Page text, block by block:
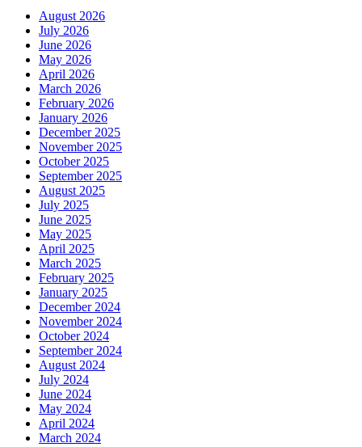
August 2026
July 2026
June 2026
May 2026
April 2026
March 2026
February 2026
January 2026
December 2025
November 2025
October 2025
September 2025
August 2025
July 2025
June 2025
May 2025
April 2025
March 2025
February 2025
January 2025
December 2024
November 2024
October 2024
September 2024
August 2024
July 2024
June 2024
May 2024
April 2024
March 2024